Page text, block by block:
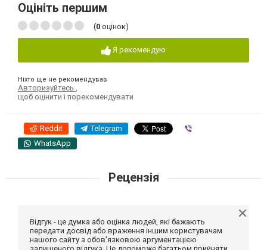
Оцініть першим
(0 оцінок)
Я рекомендую
Ніхто ще не рекомендував
Авторизуйтесь
щоб оцінити і порекомендувати
Reddit Telegram
WhatsApp
Рецензія
Відгук - це думка або оцінка людей, які бажають
передати досвід або враження іншим користувачам
нашого сайту з обов'язковою аргументацією